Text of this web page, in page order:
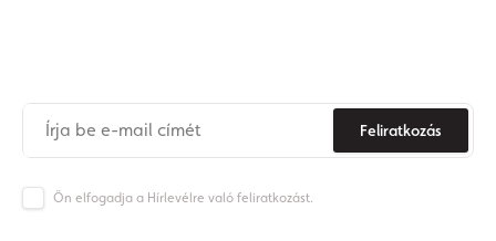
Feliratkozás
Ön elfogadja a Hírlevélre való feliratkozást.